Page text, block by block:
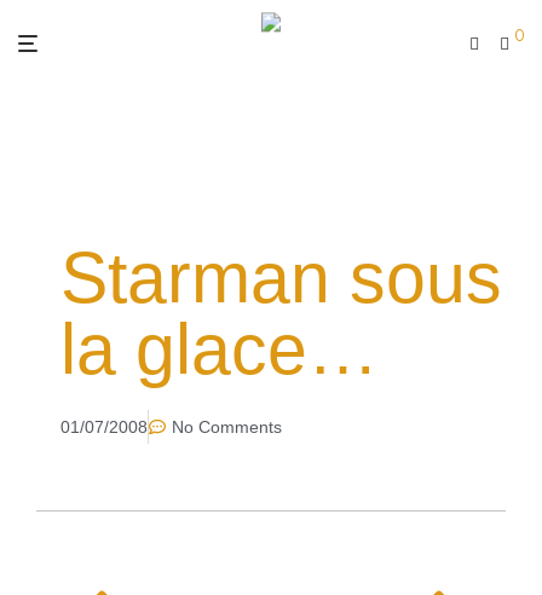
0
Starman sous
la glace…
01/07/2008 No Comments